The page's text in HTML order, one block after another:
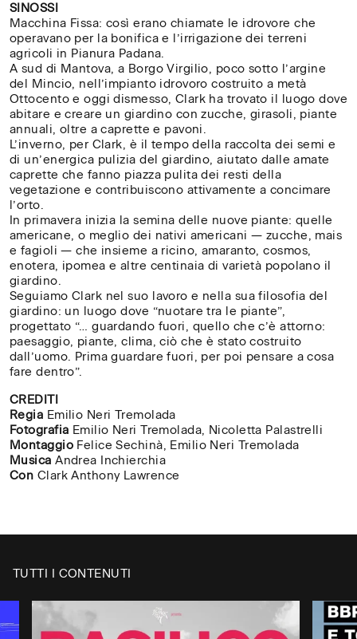
SINOSSI
Macchina Fissa: così erano chiamate le idrovore che
operavano per la bonifica e l’irrigazione dei terreni
agricoli in Pianura Padana.
A sud di Mantova, a Borgo Virgilio, poco sotto l’argine
del Mincio, nell’impianto idrovoro costruito a metà
Ottocento e oggi dismesso, Clark ha trovato il luogo dove
abitare e creare un giardino con zucche, girasoli, piante
annuali, oltre a caprette e pavoni.
L’inverno, per Clark, è il tempo della raccolta dei semi e
di un’energica pulizia del giardino, aiutato dalle amate
caprette che fanno piazza pulita dei resti della
vegetazione e contribuiscono attivamente a concimare
l’orto.
In primavera inizia la semina delle nuove piante: quelle
americane, o meglio dei nativi americani — zucche, mais
e fagioli — che insieme a ricino, amaranto, cosmos,
enotera, ipomea e altre centinaia di varietà popolano il
giardino.
Seguiamo Clark nel suo lavoro e nella sua filosofia del
giardino: un luogo dove “nuotare tra le piante”,
progettato “… guardando fuori, quello che c’è attorno:
paesaggio, piante, clima, ciò che è stato costruito
dall’uomo. Prima guardare fuori, per poi pensare a cosa
fare dentro”.
CREDITI
Regia Emilio Neri Tremolada
Fotografia Emilio Neri Tremolada, Nicoletta Palastrelli
Montaggio Felice Sechinà, Emilio Neri Tremolada
MusicaAndrea Inchierchia
Con Clark Anthony Lawrence
TUTTI I CONTENUTI
✕
/
Digita il nome della tua